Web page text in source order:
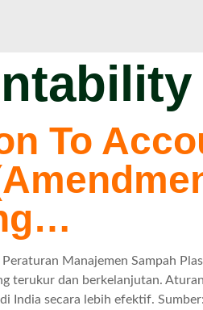
To
Manajemen Sampah
terukur dan berkelanjutan.
India secara lebih efektif.